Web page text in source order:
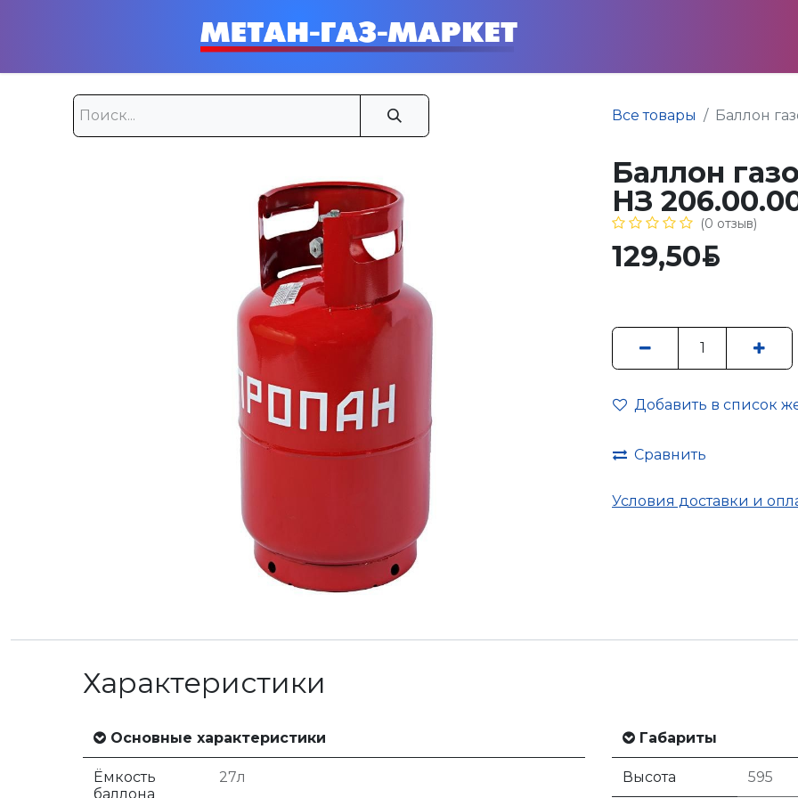
Все товары Баллон
Баллон
НЗ
(0 отзыв)
129,50
Добавить в список
Сравнить
Условия доставки и
Характеристики
Основные характеристики
Ёмкость
баллона
27л
Габариты
Высота 595